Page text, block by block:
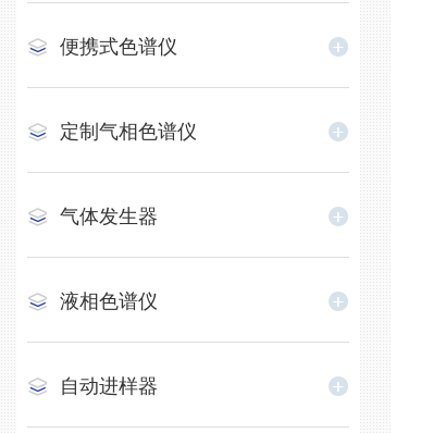
便携式色谱仪
定制气相色谱仪
气体发生器
液相色谱仪
自动进样器